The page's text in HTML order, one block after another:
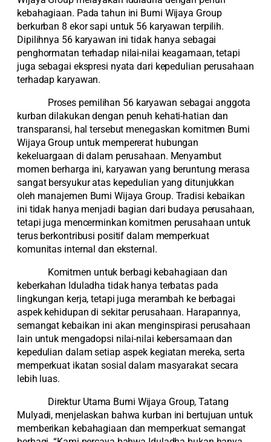
kebahagiaan. Pada tahun ini Bumi Wijaya Group
berkurban 8 ekor sapi untuk 56 karyawan terpilih.
Dipilihnya 56 karyawan ini tidak hanya sebagai
penghormatan terhadap nilai-nilai keagamaan, tetapi
juga sebagai ekspresi nyata dari kepedulian perusahaan
terhadap karyawan.
Proses pemilihan 56 karyawan sebagai anggota
kurban dilakukan dengan penuh kehati-hatian dan
transparansi, hal tersebut menegaskan komitmen Bumi
Wijaya Group untuk mempererat hubungan
kekeluargaan di dalam perusahaan. Menyambut
momen berharga ini, karyawan yang beruntung merasa
sangat bersyukur atas kepedulian yang ditunjukkan
oleh manajemen Bumi Wijaya Group. Tradisi kebaikan
ini tidak hanya menjadi bagian dari budaya perusahaan,
tetapi juga mencerminkan komitmen perusahaan untuk
terus berkontribusi positif dalam memperkuat
komunitas internal dan eksternal.
Komitmen untuk berbagi kebahagiaan dan
keberkahan Iduladha tidak hanya terbatas pada
lingkungan kerja, tetapi juga merambah ke berbagai
aspek kehidupan di sekitar perusahaan. Harapannya,
semangat kebaikan ini akan menginspirasi perusahaan
lain untuk mengadopsi nilai-nilai kebersamaan dan
kepedulian dalam setiap aspek kegiatan mereka, serta
memperkuat ikatan sosial dalam masyarakat secara
lebih luas.
Direktur Utama Bumi Wijaya Group, Tatang
Mulyadi, menjelaskan bahwa kurban ini bertujuan untuk
memberikan kebahagiaan dan memperkuat semangat